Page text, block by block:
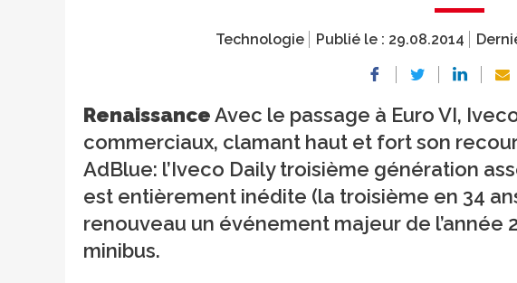
Technologie Publié le : 29.08.2014
RenaissanceAvec le passage à Euro VI,
commerciaux, clamant haut et fort son
AdBlue: l’Iveco Daily troisième génération
est entièrement inédite (la troisième en 34
renouveau un événement majeur de l’année
minibus.